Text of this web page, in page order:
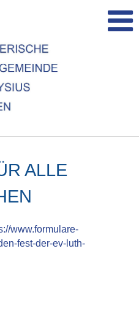
ALLE
www.formulare-
fest-der-ev-luth-